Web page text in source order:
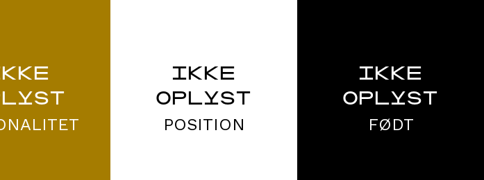
IKKE
OPLYST
POSITION
IKKE
OPLYST
FØDT